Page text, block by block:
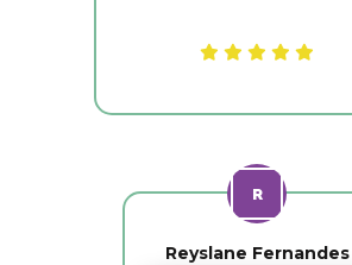
Reyslane Fernandes